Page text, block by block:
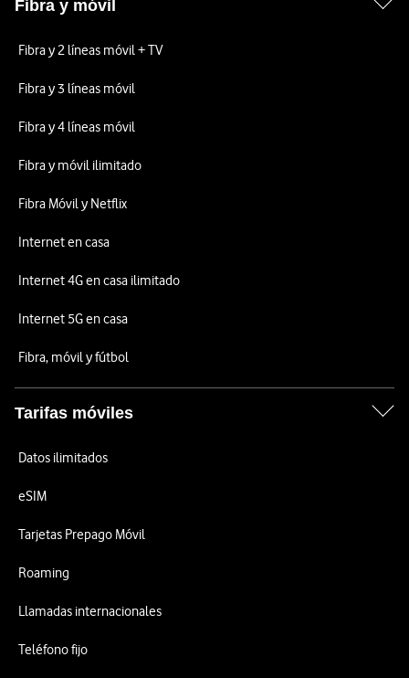
Fibra y móvil
Fibra y 2 líneas móvil + TV
Fibra y 3 líneas móvil
Fibra y 4 líneas móvil
Fibra y móvil ilimitado
Fibra Móvil y Netflix
Internet en casa
Internet 4G en casa ilimitado
Internet 5G en casa
Fibra, móvil y fútbol
Tarifas móviles
Datos ilimitados
eSIM
Tarjetas Prepago Móvil
Roaming
Llamadas internacionales
Teléfono fijo